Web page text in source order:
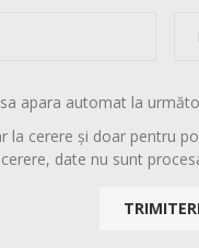
apara automat la
cerere și doar pentru
date nu sunt